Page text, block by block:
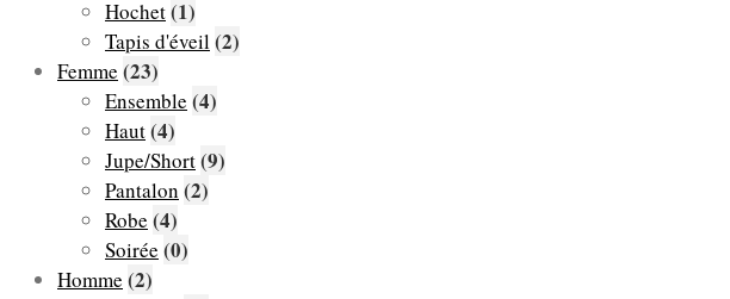
Hochet(1)
Tapis d'éveil(2)
Femme (23)
Ensemble (4)
Haut(4)
Jupe/Short(9)
Pantalon (2)
Robe (4)
Soirée (0)
Homme (2)